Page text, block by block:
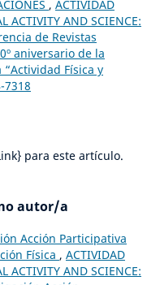
, ACTIVIDAD
ACTIVITY AND SCIENCE:
de Revistas
aniversario de la
Física y
7318
para este artículo.
autor/a
Acción Participativa
Física , ACTIVIDAD
ACTIVITY AND SCIENCE: